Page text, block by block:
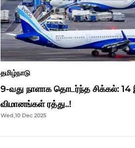
தமிழ்நாடு
9-வது நாளாக தொடர்ந்த சிக்கல்:
விமானங்கள் ரத்து..!
Wed,10 Dec 2025